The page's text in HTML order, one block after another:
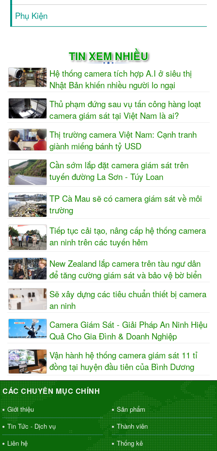
Phụ Kiện
TIN XEM NHIỀU
Hệ thống camera tích hợp A.I ở siêu thị
Nhật Bản khiến nhiều người lo ngại
Thủ phạm đứng sau vụ tấn công hàng loạt
camera giám sát tại Việt Nam là ai?
Thị trường camera Việt Nam: Cạnh tranh
giành miếng bánh tỷ USD
Cần sớm lắp đặt camera giám sát trên
tuyến đường La Sơn - Túy Loan
TP Cà Mau sẽ có camera giám sát về môi
trường
Tiếp tục cải tạo, nâng cấp hệ thống camera
an ninh trên các tuyến hẻm
New Zealand lắp camera trên tàu ngư dân
để tăng cường giám sát và bảo vệ bờ biển
Sẽ xây dựng các tiêu chuẩn thiết bị camera
an ninh
Camera Giám Sát - Giải Pháp An Ninh Hiệu
Quả Cho Gia Đình & Doanh Nghiệp
Vận hành hệ thống camera giám sát 11 tỉ
đồng tại huyện đầu tiên của Bình Dương
CÁC CHUYÊN MỤC CHÍNH
Giới thiệu
Sản phẩm
Tin Tức - Dịch vụ
Thành viên
Liên hệ
Thống kê